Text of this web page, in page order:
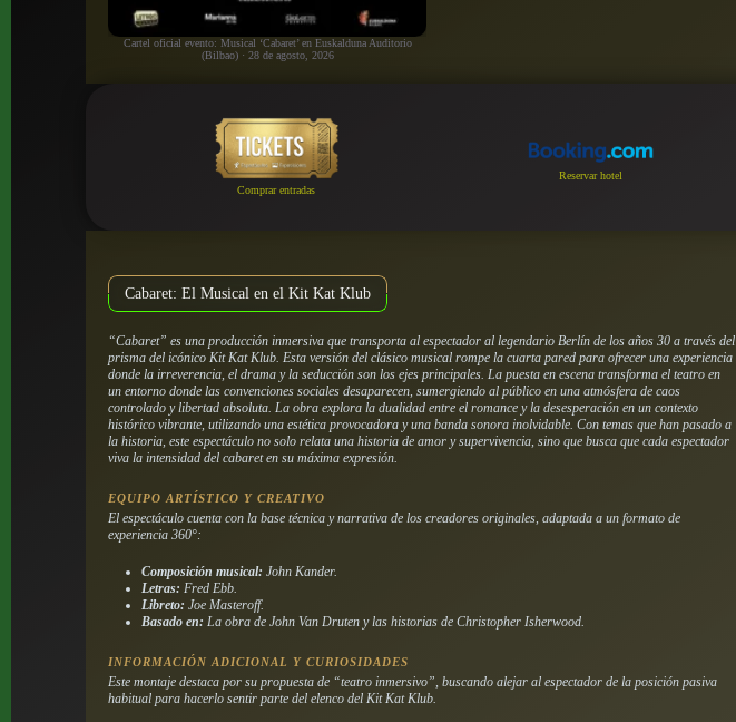
Cartel oficial evento: Musical ‘Cabaret’ en Euskalduna Auditorio
(Bilbao) · 28 de agosto, 2026
Comprar entradas
Reservar hotel
Cabaret: El Musical en el Kit Kat Klub
“Cabaret” es una producción inmersiva que transporta al espectador al legendario Berlín de los años 30 a través del
prisma del icónico Kit Kat Klub. Esta versión del clásico musical rompe la cuarta pared para ofrecer una experiencia
donde la irreverencia, el drama y la seducción son los ejes principales. La puesta en escena transforma el teatro en
un entorno donde las convenciones sociales desaparecen, sumergiendo al público en una atmósfera de caos
controlado y libertad absoluta. La obra explora la dualidad entre el romance y la desesperación en un contexto
histórico vibrante, utilizando una estética provocadora y una banda sonora inolvidable. Con temas que han pasado a
la historia, este espectáculo no solo relata una historia de amor y supervivencia, sino que busca que cada espectador
viva la intensidad del cabaret en su máxima expresión.
EQUIPO ARTÍSTICO Y CREATIVO
El espectáculo cuenta con la base técnica y narrativa de los creadores originales, adaptada a un formato de
experiencia 360°:
Composición musical: John Kander.
Letras: Fred Ebb.
Libreto: Joe Masteroff.
Basado en: La obra de John Van Druten y las historias de Christopher Isherwood.
INFORMACIÓN ADICIONAL Y CURIOSIDADES
Este montaje destaca por su propuesta de “teatro inmersivo”, buscando alejar al espectador de la posición pasiva
habitual para hacerlo sentir parte del elenco del Kit Kat Klub.